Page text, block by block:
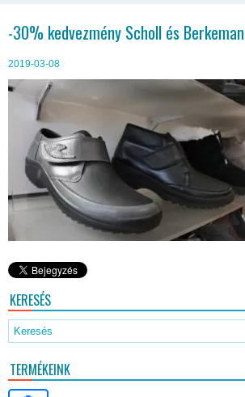
-30% kedvezmény Scholl és
2019-03-08
KERESÉS
TERMÉKEINK